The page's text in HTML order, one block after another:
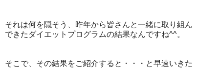
それは何を隠そう、昨年から皆さんと一緒に取り組ん
できたダイエットプログラムの結果なんですね^^。
そこで、その結果をご紹介すると・・・と早速いきた